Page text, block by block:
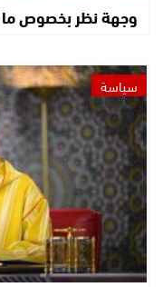
وجهة نظر بخصوص
سياسة